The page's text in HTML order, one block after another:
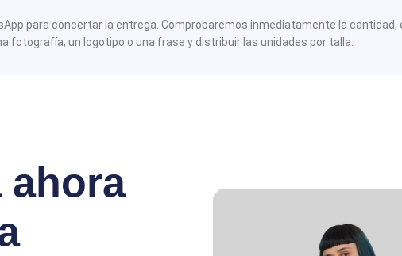
para concertar la entrega. Comprobaremos inmediatamente la
fotografía, un logotipo o una frase y distribuir las unidades por talla.
ahora